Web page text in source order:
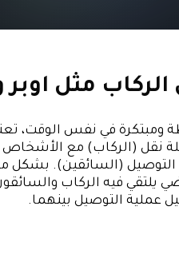
مثل اوبر
ومبتكرة في نفس الوقت،
نقل (الركاب) مع الأشخاص
(السائقين). بشكل
يلتقي فيه الركاب
عملية التوصيل بينهما.